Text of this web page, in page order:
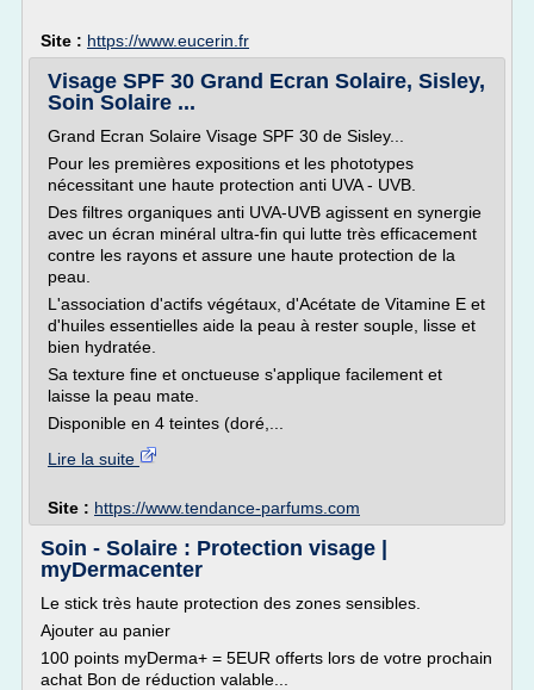
Site : https://www.eucerin.fr
Visage SPF 30 Grand Ecran Solaire, Sisley,
Soin Solaire ...
Grand Ecran Solaire Visage SPF 30 de Sisley...
Pour les premières expositions et les phototypes
nécessitant une haute protection anti UVA - UVB.
Des filtres organiques anti UVA-UVB agissent en synergie
avec un écran minéral ultra-fin qui lutte très efficacement
contre les rayons et assure une haute protection de la
peau.
L'association d'actifs végétaux, d'Acétate de Vitamine E et
d'huiles essentielles aide la peau à rester souple, lisse et
bien hydratée.
Sa texture fine et onctueuse s'applique facilement et
laisse la peau mate.
Disponible en 4 teintes (doré,...
Lire la suite
Site : https://www.tendance-parfums.com
Soin - Solaire : Protection visage |
myDermacenter
Le stick très haute protection des zones sensibles.
Ajouter au panier
100 points myDerma+ = 5EUR offerts lors de votre prochain
achat Bon de réduction valable...